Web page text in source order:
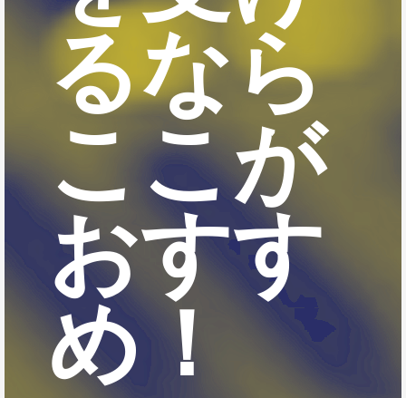
るなら
ここが
おすす
め！